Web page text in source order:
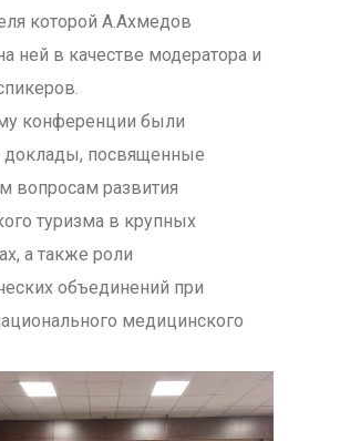
которой А.Ахмедов
ней в качестве модератора и
конференции были
посвященные
вопросам развития
туризма в крупных
а также роли
объединений при
медицинского